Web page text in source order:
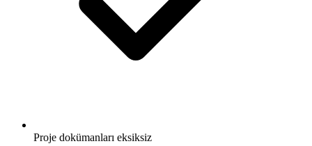
Proje dokümanları eksiksiz